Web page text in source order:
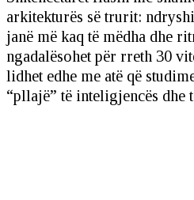
arkitekturës së trurit:
janë më kaq të mëdha dhe
ngadalësohet për rreth 30
lidhet edhe me atë që
“pllajë” të inteligjencës dhe